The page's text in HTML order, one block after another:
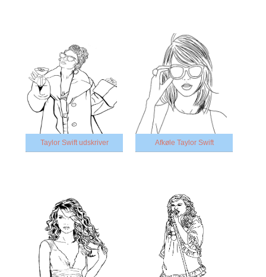
Taylor Swift udskriver Afkøle Taylor Swift